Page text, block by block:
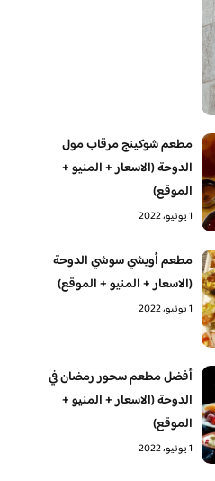
مطعم شوكينج مرقاب مول
الدوحة (الاسعار + المنيو +
الموقع)
1 يونيو، 2022
مطعم أويشي سوشي الدوحة
(الاسعار + المنيو + الموقع)
1 يونيو، 2022
أفضل مطعم سحور رمضان في
الدوحة (الاسعار + المنيو +
الموقع)
1 يونيو، 2022